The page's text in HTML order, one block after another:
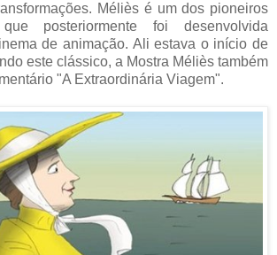
Méliès é um dos pioneiros
posteriormente foi desenvolvida
de animação. Ali estava o início de
este clássico, a Mostra Méliès também
"A Extraordinária Viagem".